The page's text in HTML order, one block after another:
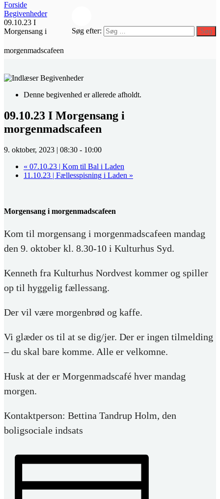
Søg efter: Søg
Forside
Begivenheder
09.10.23 I
Morgensang i
morgenmadscafeen
Denne begivenhed er allerede afholdt.
09.10.23 I Morgensang i
morgenmadscafeen
9. oktober, 2023 | 08:30 - 10:00
« 07.10.23 | Kom til Bal i Laden
11.10.23 | Fællesspisning i Laden »
Morgensang i morgenmadscafeen
Kom til morgensang i morgenmadscafeen mandag
den 9. oktober kl. 8.30-10 i Kulturhus Syd.
Kenneth fra Kulturhus Nordvest kommer og spiller
op til hyggelig fællessang.
Der vil være morgenbrød og kaffe.
Vi glæder os til at se dig/jer. Der er ingen tilmelding
– du skal bare komme. Alle er velkomne.
Husk at der er Morgenmadscafé hver mandag
morgen.
Kontaktperson: Bettina Tandrup Holm, den
boligsociale indsats